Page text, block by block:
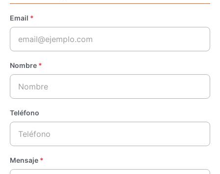
Email *
Nombre *
Teléfono
Mensaje *